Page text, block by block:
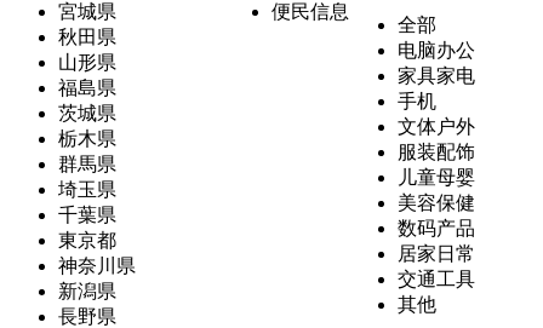
宮城県
秋田県
山形県
福島県
茨城県
栃木県
群馬県
埼玉県
千葉県
東京都
神奈川県
新潟県
長野県
便民信息
全部
电脑办公
家具家电
手机
文体户外
服装配饰
儿童母婴
美容保健
数码产品
居家日常
交通工具
其他